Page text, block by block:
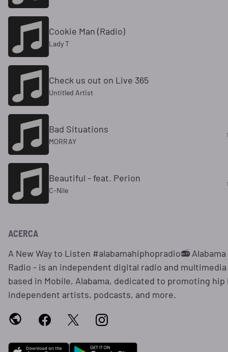
Cookie Man (Radio)
Lady T
Check us out on Live 365
Untitled Artist
Bad Situations
MORRAY
Beautiful - feat. Perion
C-Nile
ACERCA
A New Way to Listen #alabamahiphopradio📻
Radio - is an independent digital radio and
based in Mobile, Alabama, dedicated to promoting hip
independent artists, podcasts, and more.